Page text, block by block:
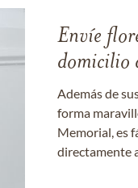
Envíe
domicilio
Además de
forma
Memorial, es
directamente